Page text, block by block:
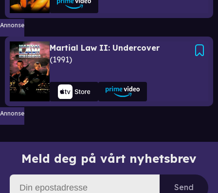
Annonse
Martial Law II: Undercover
1991
Annonse
Meld deg på vårt nyhetsbrev
Send